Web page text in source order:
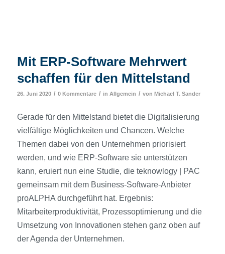
Mit ERP-Software Mehrwert
schaffen für den Mittelstand
26. Juni 2020 / 0 Kommentare / in Allgemein / von Michael T. Sander
Gerade für den Mittelstand bietet die Digitalisierung
vielfältige Möglichkeiten und Chancen. Welche
Themen dabei von den Unternehmen priorisiert
werden, und wie ERP-Software sie unterstützen
kann, eruiert nun eine Studie, die teknowlogy | PAC
gemeinsam mit dem Business-Software-Anbieter
proALPHA durchgeführt hat. Ergebnis:
Mitarbeiterproduktivität, Prozessoptimierung und die
Umsetzung von Innovationen stehen ganz oben auf
der Agenda der Unternehmen.